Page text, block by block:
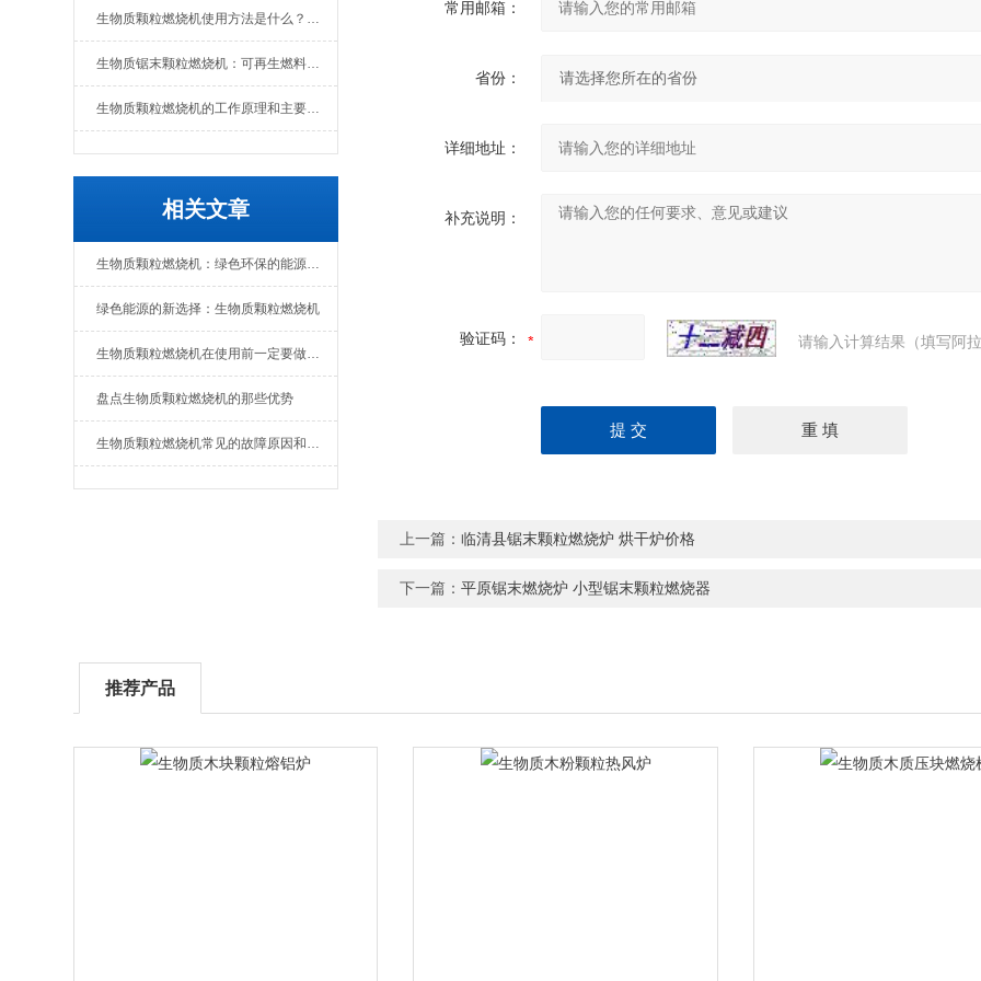
生物质颗粒燃烧机使用方法是什么？维护要点有哪些
生物质锯末颗粒燃烧机：可再生燃料的热能转换设备
生物质颗粒燃烧机的工作原理和主要组成部分
相关文章
生物质颗粒燃烧机：绿色环保的能源转化设备
绿色能源的新选择：生物质颗粒燃烧机
生物质颗粒燃烧机在使用前一定要做好准备工作
盘点生物质颗粒燃烧机的那些优势
生物质颗粒燃烧机常见的故障原因和解决办法
常用邮箱：
省份：
详细地址：
补充说明：
验证码： 请输入计算结果（填写阿
上一篇：临清县锯末颗粒燃烧炉 烘干炉价格
下一篇：平原锯末燃烧炉 小型锯末颗粒燃烧器
推荐产品